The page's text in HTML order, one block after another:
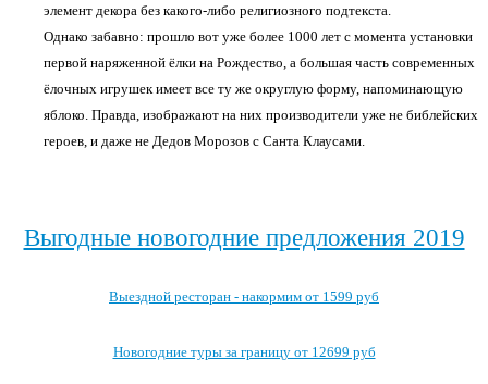
элемент декора без какого-либо религиозного подтекста.
Однако забавно: прошло вот уже более 1000 лет с момента установки
первой наряженной ёлки на Рождество, а большая часть современных
ёлочных игрушек имеет все ту же округлую форму, напоминающую
яблоко. Правда, изображают на них производители уже не библейских
героев, и даже не Дедов Морозов с Санта Клаусами.
Выгодные новогодние предложения 2019
Выездной ресторан - накормим от 1599 руб
Новогодние туры за границу от 12699 руб